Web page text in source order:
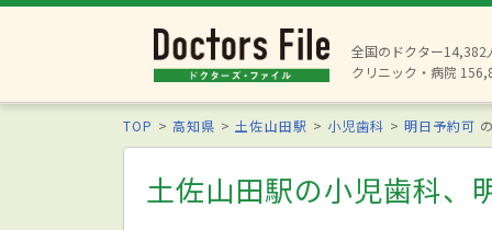
全国のドクター14,382
クリニック・病院
TOP 高知県 土佐山田駅 小児歯科 明日予約可
土佐山田駅の小児歯科、